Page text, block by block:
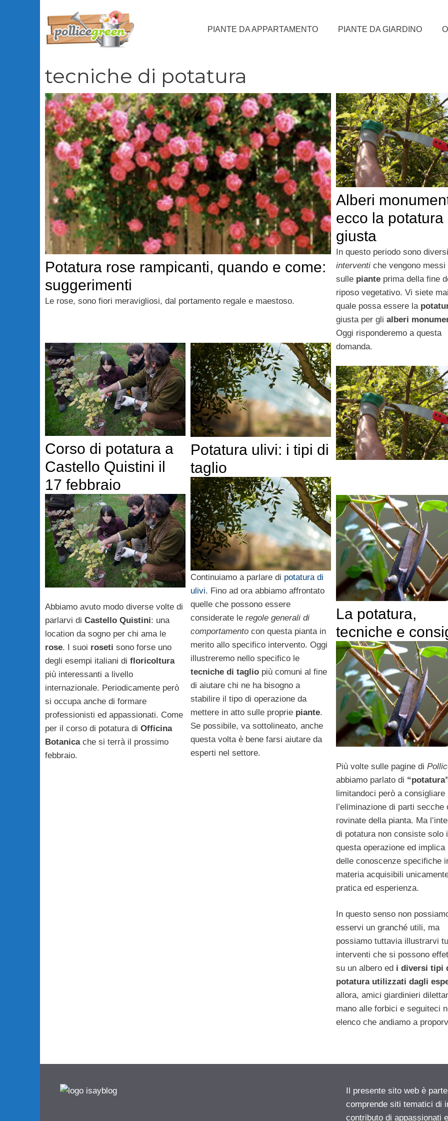
PIANTE DA APPARTAMENTO PIANTE DA GIARDINO
tecniche di potatura
Potatura rose rampicanti, quando e come:
suggerimenti
Le rose, sono fiori meravigliosi, dal portamento regale e maestoso.
Alberi
ecco la potatura
giusta
In questo periodo sono
interventiche vengono messi
sulle pianteprima della fine
riposo vegetativo. Vi siete
quale possa essere la
giusta per gli alberi
Oggi risponderemo a questa
domanda.
Corso di potatura a
Castello Quistini il
17 febbraio
Abbiamo avuto modo diverse volte di
parlarvi di Castello Quistini: una
location da sogno per chi ama le
rose. I suoi roseti sono forse uno
degli esempi italiani di floricoltura
più interessanti a livello
internazionale. Periodicamente però
si occupa anche di formare
professionisti ed appassionati. Come
per il corso di potatura di Officina
Botanicache si terrà il prossimo
febbraio.
Potatura ulivi: i tipi di
taglio
Continuiamo a parlare di potatura di
ulivi. Fino ad ora abbiamo affrontato
quelle che possono essere
considerate le regole generali di
comportamentocon questa pianta in
merito allo specifico intervento. Oggi
illustreremo nello specifico le
tecniche di tagliopiù comuni al fine
di aiutare chi ne ha bisogno a
stabilire il tipo di operazione da
mettere in atto sulle proprie piante.
Se possibile, va sottolineato, anche
questa volta è bene farsi aiutare da
esperti nel settore.
La potatura,
tecniche e
Più volte sulle pagine di
abbiamo parlato di
limitandoci però a consigliare
l’eliminazione di parti secche
rovinate della pianta. Ma
di potatura non consiste solo
questa operazione ed implica
delle conoscenze specifiche
materia acquisibili
pratica ed esperienza.
In questo senso non
esservi un granché utili, ma
possiamo tuttavia illustrarvi
interventi che si possono
su un albero ed i diversi tipi
potatura utilizzati dagli
allora, amici giardinieri
mano alle forbici e seguiteci
elenco che andiamo a
Il presente sito web è
comprende siti tematici di
contributo di appassionati